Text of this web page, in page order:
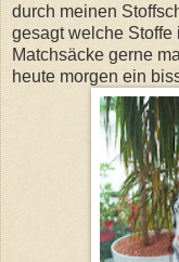
durch meinen
gesagt welche
Matchsäcke gerne
heute morgen ein